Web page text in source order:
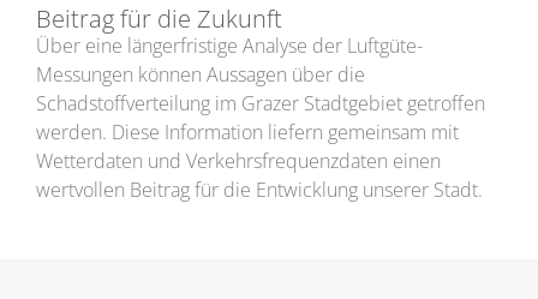
Beitrag für die Zukunft
Über eine längerfristige Analyse der Luftgüte-
Messungen können Aussagen über die
Schadstoffverteilung im Grazer Stadtgebiet getroffen
werden. Diese Information liefern gemeinsam mit
Wetterdaten und Verkehrsfrequenzdaten einen
wertvollen Beitrag für die Entwicklung unserer Stadt.